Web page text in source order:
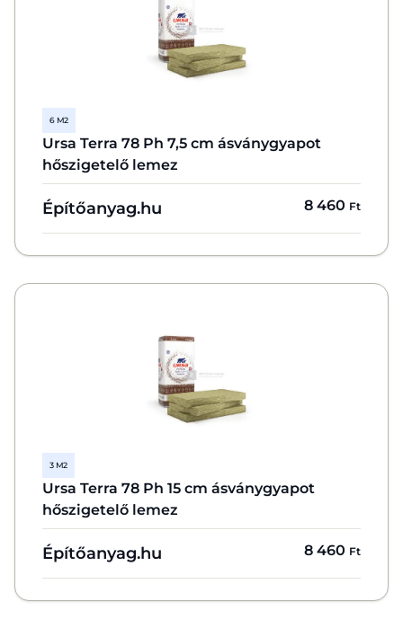
6 M2
Ursa Terra 78 Ph 7,5 cm ásványgyapot
hőszigetelő lemez
Építőanyag.hu 8 460 Ft
3 M2
Ursa Terra 78 Ph 15 cm ásványgyapot
hőszigetelő lemez
Építőanyag.hu 8 460 Ft